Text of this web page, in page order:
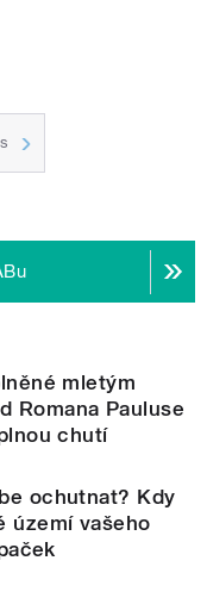
mletým
Romana Pauluse
chutí
ochutnat? Kdy
území vašeho